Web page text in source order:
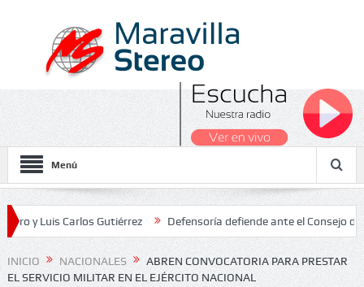
Menú
Carlos Gutiérrez Defensoría defiende ante el Consejo de Estado
2026
INICIO NACIONALES
ABREN CONVOCATORIA PARA PRESTAR
EL SERVICIO MILITAR EN EL EJÉRCITO NACIONAL